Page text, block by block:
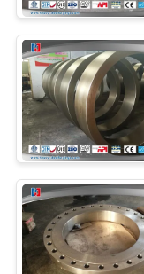
ทัวร์
โรงงาน
ควบคุม
คุณภาพ
แผนผัง